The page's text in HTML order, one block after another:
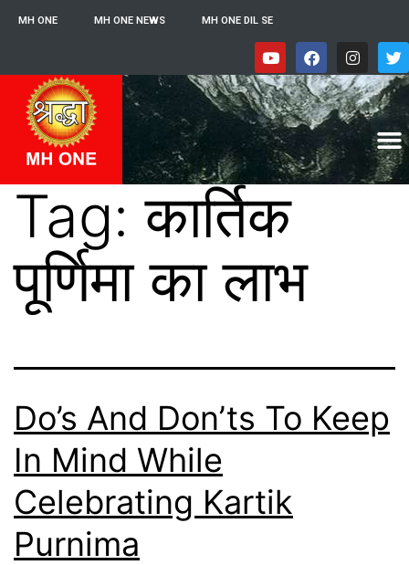
MH ONE MH ONE NEWS MH ONE DIL SE
Tag:कार्तिक
पूर्णिमा का लाभ
Do’s And Don’ts To Keep
In Mind While
Celebrating Kartik
Purnima